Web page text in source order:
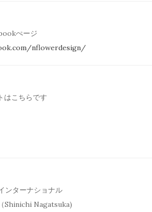
ぺージ
nflowerdesign/
はこちらです
ンターナショナル
Shinichi Nagatsuka)